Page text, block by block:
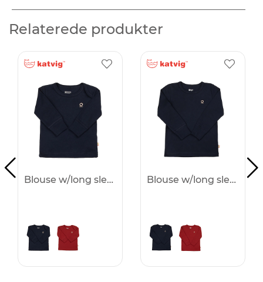
Relaterede produkter
Blouse w/long sleeves Blouse w/long sleeves